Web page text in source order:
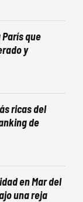
que
y
ricas del
de
en Mar del
una reja